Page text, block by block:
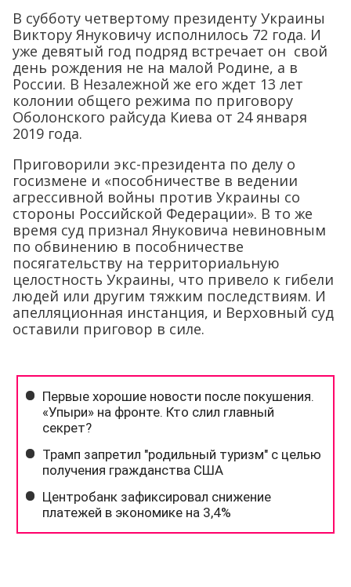
В субботу четвертому президенту Украины
Виктору Януковичу исполнилось 72 года. И
уже девятый год подряд встречает он свой
день рождения не на малой Родине, а в
России. В Незалежной же его ждет 13 лет
колонии общего режима по приговору
Оболонского райсуда Киева от 24 января
2019 года.
Приговорили экс-президента по делу о
госизмене и «пособничестве в ведении
агрессивной войны против Украины со
стороны Российской Федерации». В то же
время суд признал Януковича невиновным
по обвинению в пособничестве
посягательству на территориальную
целостность Украины, что привело к гибели
людей или другим тяжким последствиям. И
апелляционная инстанция, и Верховный суд
оставили приговор в силе.